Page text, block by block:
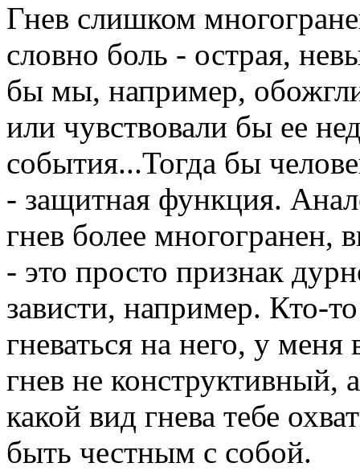
Гнев слишком
словно боль - острая,
бы мы, например,
или чувствовали бы ее
события...Тогда бы
- защитная функция.
гнев более многогранен,
- это просто признак
зависти, например. Кто-
гневаться на него, у
гнев не конструктивный,
какой вид гнева тебе
быть честным с собой.